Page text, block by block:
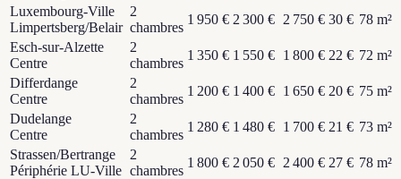
Luxembourg-Ville
Limpertsberg/Belair
2
chambres
1 950 € 2 300 € 2 750 € 30 € 78 m²
Esch-sur-Alzette
Centre
2
chambres
1 350 € 1 550 € 1 800 € 22 € 72 m²
Differdange
Centre
2
chambres
1 200 € 1 400 € 1 650 € 20 € 75 m²
Dudelange
Centre
2
chambres
1 280 € 1 480 € 1 700 € 21 € 73 m²
Strassen/Bertrange
Périphérie LU-Ville
2
chambres
1 800 € 2 050 € 2 400 € 27 € 78 m²